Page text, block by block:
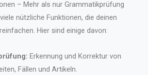
– Mehr als nur Grammatikprüfung
nützliche Funktionen, die deinen
Hier sind einige davon:
Erkennung und Korrektur von
Fällen und Artikeln.